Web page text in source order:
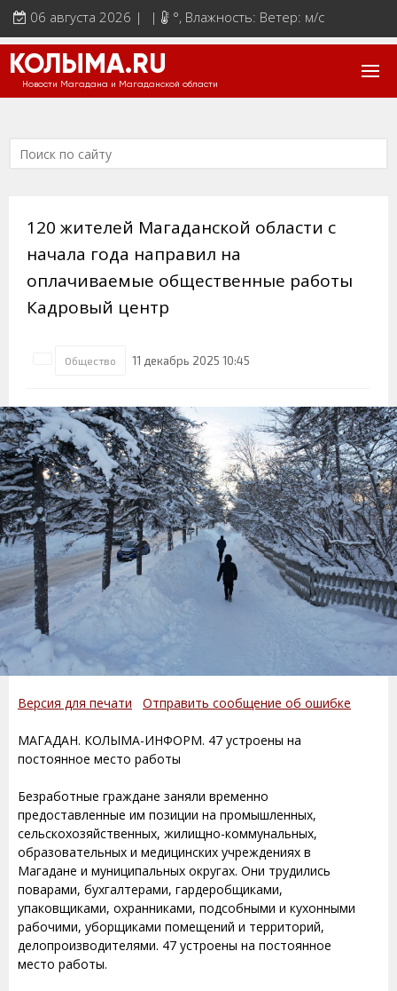
06 августа 2026 | | °, Влажность: Ветер: м/с
КОЛЫМА.RU
Новости Магадана и Магаданской области
120 жителей Магаданской области с
начала года направил на
оплачиваемые общественные работы
Кадровый центр
Общество 11 декабрь 2025 10:45
Версия для печати Отправить сообщение об ошибке
МАГАДАН. КОЛЫМА-ИНФОРМ. 47 устроены на
постоянное место работы
Безработные граждане заняли временно
предоставленные им позиции на промышленных,
сельскохозяйственных, жилищно-коммунальных,
образовательных и медицинских учреждениях в
Магадане и муниципальных округах. Они трудились
поварами, бухгалтерами, гардеробщиками,
упаковщиками, охранниками, подсобными и кухонными
рабочими, уборщиками помещений и территорий,
делопроизводителями. 47 устроены на постоянное
место работы.